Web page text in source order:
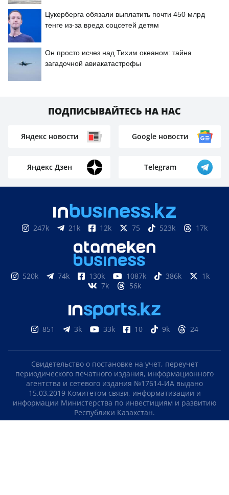
Цукерберга обязали выплатить почти 450 млрд
тенге из-за вреда соцсетей детям
Он просто исчез над Тихим океаном: тайна
загадочной авиакатастрофы
ПОДПИСЫВАЙТЕСЬ НА НАС
Яндекс новости Google новости
Яндекс Дзен Telegram
247k 21k 12k 75 523k 17k
520k 74k 130k 1087k 386k
1k
7k
56k
851 3k 33k 10 9k 24
Свидетельство о постановке на учет, переучет
периодического печатного издания, информационного
агентства и сетевого издания №17614-ИА выдано
15.03.2019 Комитетом связи, информатизации и
информации Министерства по инвестициям и развитию
Республики Казахстан.